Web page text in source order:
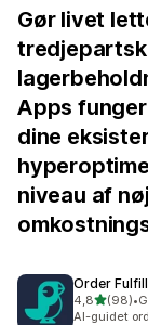
Gør livet
Apps
dine
niveau af
Order
4,8ud af 5
(98)
98 •
AI-guidet